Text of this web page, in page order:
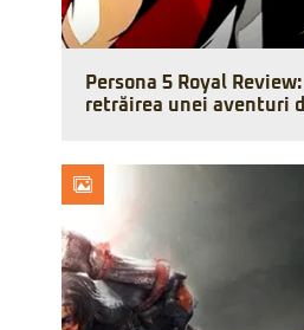
Persona 5 Royal
retrăirea unei aventuri